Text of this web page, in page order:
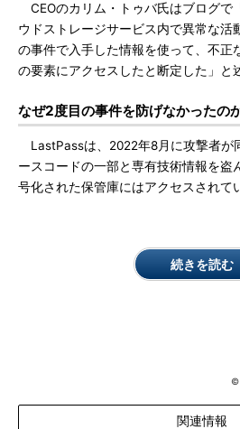
CEOのカリム・トゥバ氏はブログで
ウドストレージサービス内で異常な活
の事件で入手した情報を使って、不正
の要素にアクセスしたと断定した」と
なぜ2度目の事件を防げなかったの
LastPassは、2022年8月に攻撃者が
ースコードの一部と専有技術情報を盗
号化された保管庫にはアクセスされて
続きを読む
©
関連情報